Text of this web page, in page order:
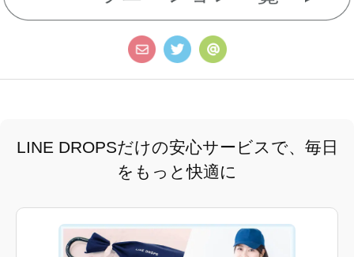
LINE DROPSだけの安心サービスで、毎日
をもっと快適に